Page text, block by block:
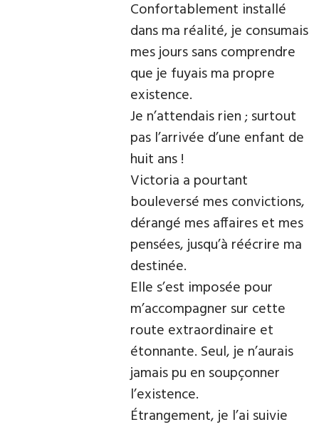
Confortablement installé
dans ma réalité, je consumais
mes jours sans comprendre
que je fuyais ma propre
existence.
Je n’attendais rien ; surtout
pas l’arrivée d’une enfant de
huit ans !
Victoria a pourtant
bouleversé mes convictions,
dérangé mes affaires et mes
pensées, jusqu’à réécrire ma
destinée.
Elle s’est imposée pour
m’accompagner sur cette
route extraordinaire et
étonnante. Seul, je n’aurais
jamais pu en soupçonner
l’existence.
Étrangement, je l’ai suivie